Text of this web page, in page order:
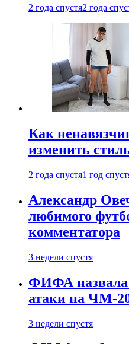
2 года спустя2 года
Как
изменить
2 года спустя1 год
Александр
любимого
комментатора
3 недели спустя
ФИФА назвала
атаки на ЧМ-
3 недели спустя